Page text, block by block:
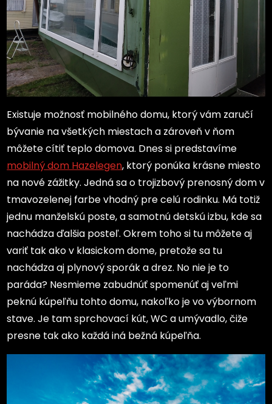
Existuje možnosť mobilného domu, ktorý vám zaručí
bývanie na všetkých miestach a zároveň v ňom
môžete cítiť teplo domova. Dnes si predstavíme
mobilný dom Hazelegen, ktorý ponúka krásne miesto
na nové zážitky. Jedná sa o trojizbový prenosný dom v
tmavozelenej farbe vhodný pre celú rodinku. Má totiž
jednu manželskú poste, a samotnú detskú izbu, kde sa
nachádza ďalšia posteľ. Okrem toho si tu môžete aj
variť tak ako v klasickom dome, pretože sa tu
nachádza aj plynový sporák a drez. No nie je to
paráda? Nesmieme zabudnúť spomenúť aj veľmi
peknú kúpeľňu tohto domu, nakoľko je vo výbornom
stave. Je tam sprchovací kút, WC a umývadlo, čiže
presne tak ako každá iná bežná kúpeľňa.